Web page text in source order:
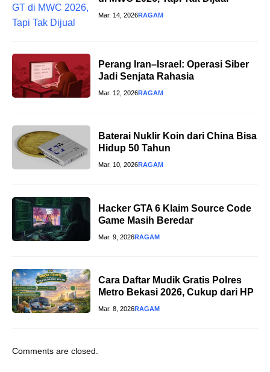
Mar. 14, 2026RAGAM
Perang Iran–Israel: Operasi Siber
Jadi Senjata Rahasia
Mar. 12, 2026RAGAM
Baterai Nuklir Koin dari China Bisa
Hidup 50 Tahun
Mar. 10, 2026RAGAM
Hacker GTA 6 Klaim Source Code
Game Masih Beredar
Mar. 9, 2026RAGAM
Cara Daftar Mudik Gratis Polres
Metro Bekasi 2026, Cukup dari HP
Mar. 8, 2026RAGAM
Comments are closed.